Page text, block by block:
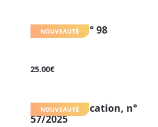
NOUVEAUTÉ
Austriaca, n° 98
25.00€
NOUVEAUTÉ
Penser l'éducation, n°
57/2025